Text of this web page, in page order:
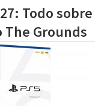
27: Todo sobre
Grounds